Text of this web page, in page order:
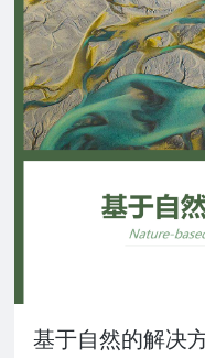
基于自然的解决